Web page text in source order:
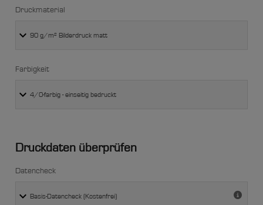
Druckmaterial
Farbigkeit
Druckdaten überprüfen
Datencheck